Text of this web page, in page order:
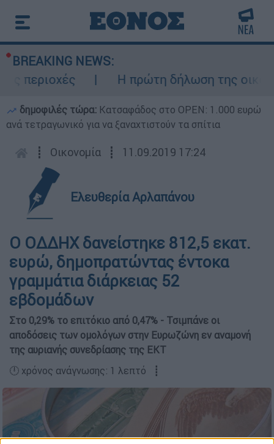
BREAKING NEWS:
περιοχές
Η πρώτη δήλωση της
δημοφιλές τώρα: Κατσαφάδος στο OPEN: 1.000 ευρώ
ανά τετραγωνικό για να ξαναχτιστούν τα σπίτια
┋ Οικονομία ┋ 11.09.2019 17:24
Ελευθερία Αρλαπάνου
Ο ΟΔΔΗΧ δανείστηκε 812,5 εκατ.
ευρώ, δημοπρατώντας έντοκα
γραμμάτια διάρκειας 52
εβδομάδων
Στο 0,29% το επιτόκιο από 0,47% - Τσιμπάνε οι
αποδόσεις των ομολόγων στην Ευρωζώνη εν αναμονή
της αυριανής συνεδρίασης της ΕΚΤ
🕛 χρόνος ανάγνωσης: 1 λεπτό ┋